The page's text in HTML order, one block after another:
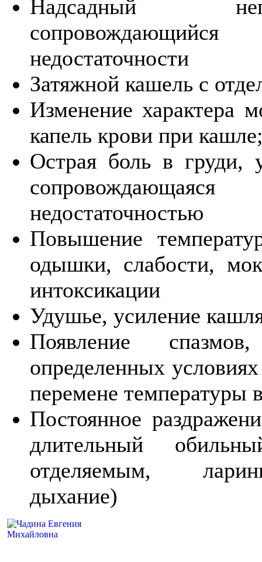
Надсадный
недостаточности
Затяжной кашель с
Изменение характера
капель крови при
Острая боль в груди,
сопровождающаяся
недостаточностью
Повышение
одышки, слабости,
интоксикации
Удушье, усиление
Появление
определенных
перемене температуры
Постоянное
длительный
отделяемым,
дыхание)